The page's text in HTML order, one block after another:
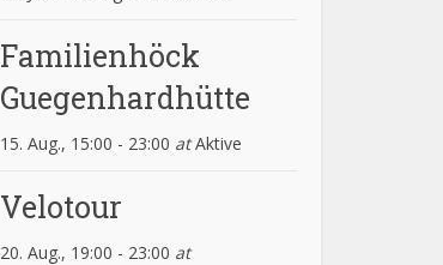
Familienhöck
Guegenhardhütte
15. Aug., 15:00 - 23:00 atAktive
Velotour
20. Aug., 19:00 - 23:00 at